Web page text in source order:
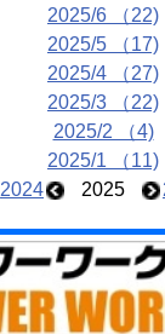
2025/6 （22)
2025/5 （17)
2025/4 （27)
2025/3 （22)
2025/2 （4)
2025/1 （11)
2024
2025